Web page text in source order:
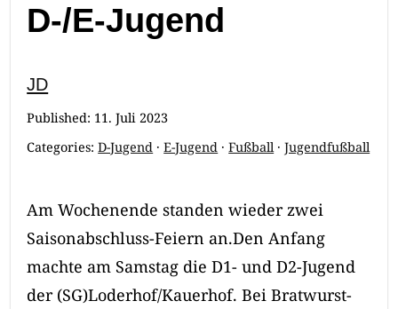
D-/E-Jugend
JD
Published: 11. Juli 2023
Categories:D-Jugend ·E-Jugend ·Fußball ·Jugendfußball
Am Wochenende standen wieder zwei
Saisonabschluss-Feiern an.Den Anfang
machte am Samstag die D1- und D2-Jugend
der (SG)Loderhof/Kauerhof. Bei Bratwurst-